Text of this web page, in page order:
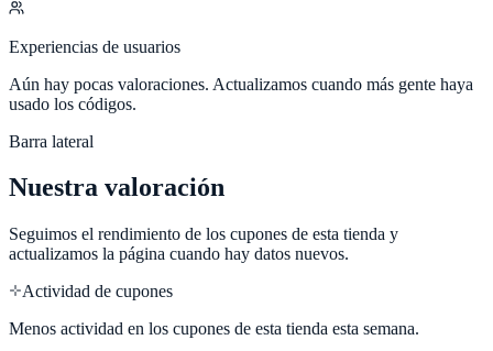
Experiencias de usuarios
Aún hay pocas valoraciones. Actualizamos cuando más gente haya
usado los códigos.
Barra lateral
Nuestra valoración
Seguimos el rendimiento de los cupones de esta tienda y
actualizamos la página cuando hay datos nuevos.
Actividad de cupones
Menos actividad en los cupones de esta tienda esta semana.